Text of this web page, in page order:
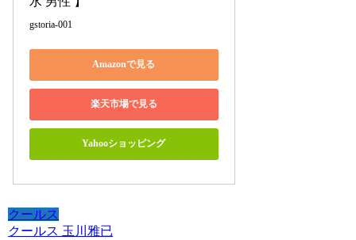
gstoria-001
Amazonで見る
楽天市場で見る
Yahooショッピング
クールス
クールス 玉川雅已